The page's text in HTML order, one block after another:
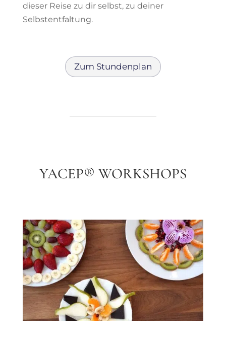
dieser Reise zu dir selbst, zu deiner
Selbstentfaltung.
Zum Stundenplan
YACEP® WORKSHOPS